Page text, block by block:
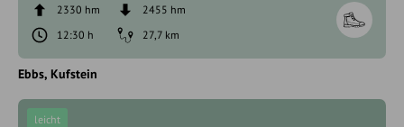
2330 hm
2455 hm
12:30 h
27,7 km
Ebbs Kufstein
leicht